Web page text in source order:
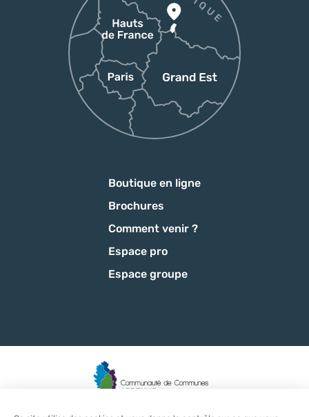
Boutique en ligne
Brochures
Comment venir ?
Espace pro
Espace groupe